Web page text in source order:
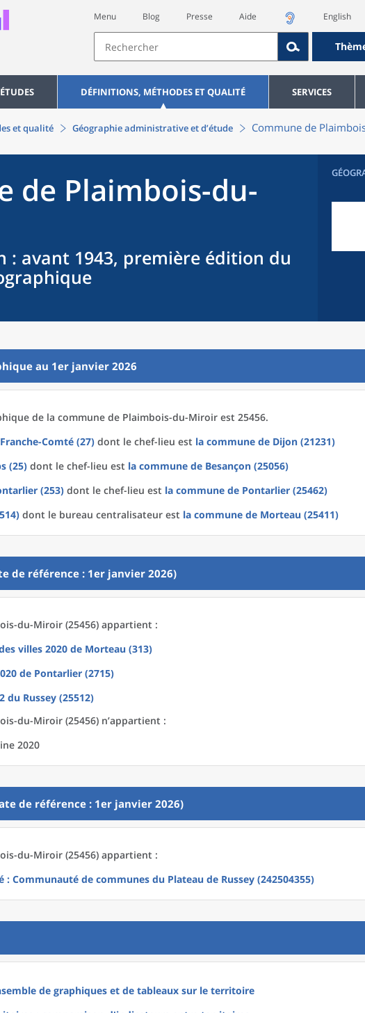
Menu Blog Presse Aide English
DÉFINITIONS, MÉTHODES ET QUALITÉ SERVICES
et qualité Géographie administrative et d’étude Commune de
de Plaimbois-du-
: avant 1943, première édition du
au 1er janvier 2026
de la commune de Plaimbois-du-Miroir est 25456.
Comté (27) dont le chef-lieu est la commune de Dijon (21231)
(25) dont le chef-lieu est la commune de Besançon (25056)
(253) dont le chef-lieu est la commune de Pontarlier (25462)
dont le bureau centralisateur est la commune de Morteau (25411)
de référence : 1er janvier 2026)
du-Miroir (25456) appartient :
villes 2020 de Morteau (313)
de Pontarlier (2715)
du Russey (25512)
du-Miroir (25456) n’appartient :
2020
de référence : 1er janvier 2026)
du-Miroir (25456) appartient :
: Communauté de communes du Plateau de Russey (242504355)
de graphiques et de tableaux sur le territoire